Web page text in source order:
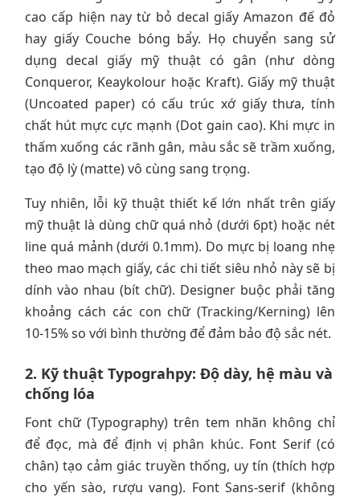
cao cấp hiện nay từ bỏ decal giấy Amazon đế đỏ
hay giấy Couche bóng bẩy. Họ chuyển sang sử
dụng decal giấy mỹ thuật có gân (như dòng
Conqueror, Keaykolour hoặc Kraft). Giấy mỹ thuật
(Uncoated paper) có cấu trúc xớ giấy thưa, tính
chất hút mực cực mạnh (Dot gain cao). Khi mực in
thấm xuống các rãnh gân, màu sắc sẽ trầm xuống,
tạo độ lỳ (matte) vô cùng sang trọng.
Tuy nhiên, lỗi kỹ thuật thiết kế lớn nhất trên giấy
mỹ thuật là dùng chữ quá nhỏ (dưới 6pt) hoặc nét
line quá mảnh (dưới 0.1mm). Do mực bị loang nhẹ
theo mao mạch giấy, các chi tiết siêu nhỏ này sẽ bị
dính vào nhau (bít chữ). Designer buộc phải tăng
khoảng cách các con chữ (Tracking/Kerning) lên
10-15% so với bình thường để đảm bảo độ sắc nét.
2. Kỹ thuật Typograhpy: Độ dày, hệ màu và
chống lóa
Font chữ (Typography) trên tem nhãn không chỉ
để đọc, mà để định vị phân khúc. Font Serif (có
chân) tạo cảm giác truyền thống, uy tín (thích hợp
cho yến sào, rượu vang). Font Sans-serif (không